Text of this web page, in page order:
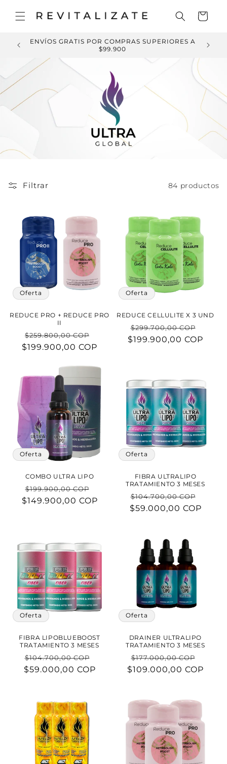
directamente
al contenido
Carrito
ENVÍOS GRATIS POR COMPRAS SUPERIORES A
$99.900
Filtrar 84 productos
Oferta
REDUCE PRO + REDUCE PRO
II
Precio
habitual
$259.800,00 COP
de
$199.900,00 COP
Oferta
REDUCE CELLULITE X 3 UND
Precio
habitual
$299.700,00 COP
de
$199.900,00 COP
Oferta
COMBO ULTRA LIPO
Precio
habitual
$199.900,00 COP
de
$149.900,00 COP
Oferta
FIBRA ULTRALIPO
TRATAMIENTO 3 MESES
Precio
habitual
$104.700,00 COP
de
$59.000,00 COP
Oferta
FIBRA LIPOBLUEBOOST
TRATAMIENTO 3 MESES
Precio
habitual
$104.700,00 COP
de
$59.000,00 COP
Oferta
DRAINER ULTRALIPO
TRATAMIENTO 3 MESES
Precio
habitual
$177.000,00 COP
de
$109.000,00 COP